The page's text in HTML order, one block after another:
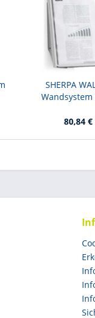
SHERPA
Wandsystem
80,84